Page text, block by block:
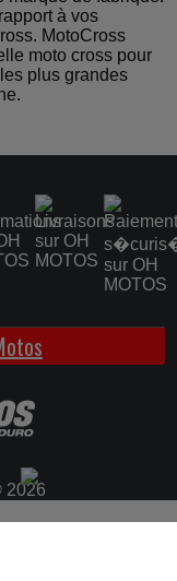
à vos
MotoCross
moto cross pour
plus grandes
2026